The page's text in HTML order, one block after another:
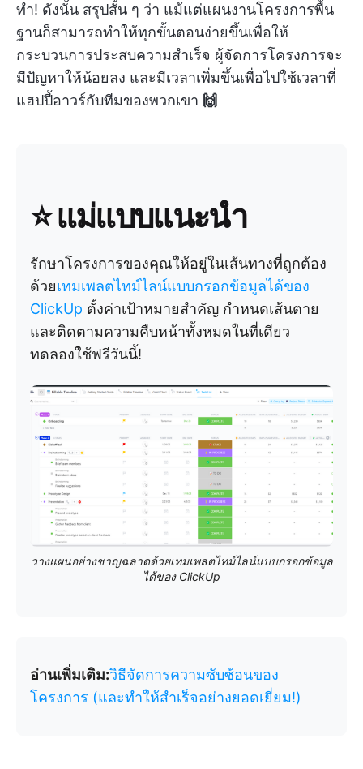
ทำ! ดังนั้น สรุปสั้น ๆ ว่า แม้แต่แผนงานโครงการพื้น
ฐานก็สามารถทำให้ทุกขั้นตอนง่ายขึ้นเพื่อให้
กระบวนการประสบความสำเร็จ ผู้จัดการโครงการจะ
มีปัญหาให้น้อยลง และมีเวลาเพิ่มขึ้นเพื่อไปใช้เวลาที่
แฮปปี้อาวร์กับทีมของพวกเขา 🙌
⭐ แม่แบบแนะนำ
รักษาโครงการของคุณให้อยู่ในเส้นทางที่ถูกต้อง
ด้วยเทมเพลตไทม์ไลน์แบบกรอกข้อมูลได้ของ
ClickUp ตั้งค่าเป้าหมายสำคัญ กำหนดเส้นตาย
และติดตามความคืบหน้าทั้งหมดในที่เดียว
ทดลองใช้ฟรีวันนี้!
วางแผนอย่างชาญฉลาดด้วยเทมเพลตไทม์ไลน์แบบกรอกข้อมูล
ได้ของ ClickUp
อ่านเพิ่มเติม:วิธีจัดการความซับซ้อนของ
โครงการ (และทำให้สำเร็จอย่างยอดเยี่ยม!)